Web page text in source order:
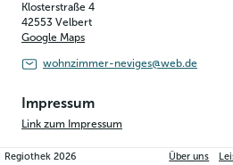
Klosterstraße 4
42553 Velbert
Google Maps
wohnzimmer-neviges@web.de
Impressum
Link zum Impressum
Regiothek2026 Über uns